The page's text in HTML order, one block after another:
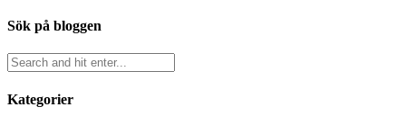
Sök på bloggen
Kategorier